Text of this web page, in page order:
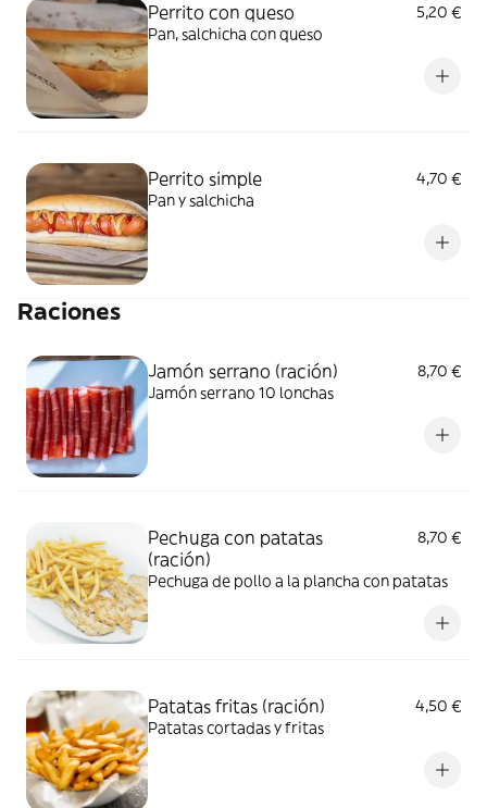
Perrito con queso
5,20 €
Pan, salchicha con queso
Perrito simple
4,70 €
Pan y salchicha
Raciones
Jamón serrano (ración)
8,70 €
Jamón serrano 10 lonchas
Pechuga con patatas
(ración)
8,70 €
Pechuga de pollo a la plancha con patatas
Patatas fritas (ración)
4,50 €
Patatas cortadas y fritas